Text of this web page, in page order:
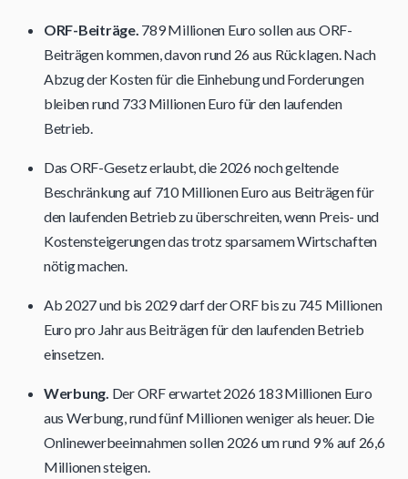
ORF-Beiträge. 789 Millionen Euro sollen aus ORF-
Beiträgen kommen, davon rund 26 aus Rücklagen. Nach
Abzug der Kosten für die Einhebung und Forderungen
bleiben rund 733 Millionen Euro für den laufenden
Betrieb.
Das ORF-Gesetz erlaubt, die 2026 noch geltende
Beschränkung auf 710 Millionen Euro aus Beiträgen für
den laufenden Betrieb zu überschreiten, wenn Preis- und
Kostensteigerungen das trotz sparsamem Wirtschaften
nötig machen.
Ab 2027 und bis 2029 darf der ORF bis zu 745 Millionen
Euro pro Jahr aus Beiträgen für den laufenden Betrieb
einsetzen.
Werbung. Der ORF erwartet 2026 183 Millionen Euro
aus Werbung, rund fünf Millionen weniger als heuer. Die
Onlinewerbeeinnahmen sollen 2026 um rund 9 % auf 26,6
Millionen steigen.